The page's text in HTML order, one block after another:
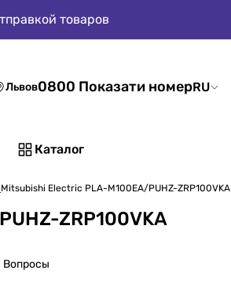
товаров
Львов0800 Показати номерRU
Каталог
Mitsubishi Electric PLA-M100EA/PUHZ-ZRP100VKA
ZRP100VKA
Вопросы